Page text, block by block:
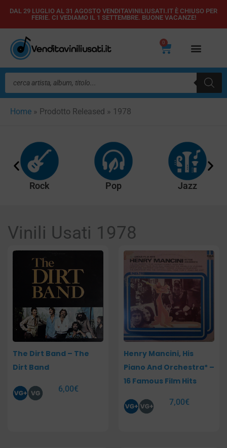
Vai
contenuto
DAL 29 LUGLIO AL 31 AGOSTO VENDITAVINILIUSATI.IT È CHIUSO PER
FERIE. CI VEDIAMO IL 1 SETTEMBRE. BUONE VACANZE!
0
Carrello
Ricerca
prodotti
Home » Prodotto Released » 1978
Rock Pop Jazz
Vinili Usati 1978
The Dirt Band – The
Dirt Band
6,00€
Henry Mancini, His
Piano And Orchestra* –
16 Famous Film Hits
7,00€
PaginaPaginaPagina Pagina